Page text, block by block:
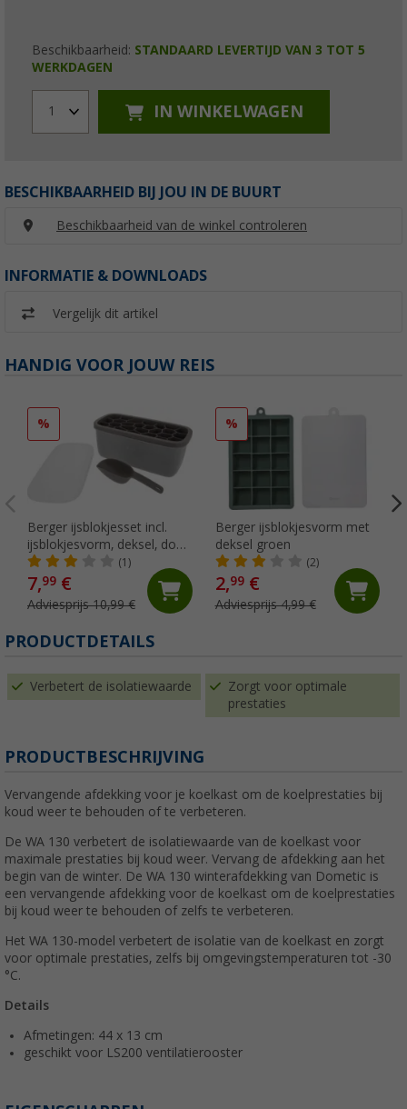
Beschikbaarheid: STANDAARD LEVERTIJD VAN 3 TOT 5
WERKDAGEN
1 IN WINKELWAGEN
BESCHIKBAARHEID BIJ JOU IN DE BUURT
Beschikbaarheid van de winkel controleren
INFORMATIE & DOWNLOADS
Vergelijk dit artikel
HANDIG VOOR JOUW REIS
%
Berger ijsblokjesset incl.
ijsblokjesvorm, deksel, doos
en ijsschep grijs (1)
7,99 €
Adviesprijs 10,99 €
%
Berger ijsblokjesvorm met
deksel groen
(2)
2,99€
Adviesprijs 4,99 €
PRODUCTDETAILS
Verbetert de isolatiewaarde
Zorgt voor optimale
prestaties
PRODUCTBESCHRIJVING
Vervangende afdekking voor je koelkast om de koelprestaties bij
koud weer te behouden of te verbeteren.
De WA 130 verbetert de isolatiewaarde van de koelkast voor
maximale prestaties bij koud weer. Vervang de afdekking aan het
begin van de winter. De WA 130 winterafdekking van Dometic is
een vervangende afdekking voor de koelkast om de koelprestaties
bij koud weer te behouden of zelfs te verbeteren.
Het WA 130-model verbetert de isolatie van de koelkast en zorgt
voor optimale prestaties, zelfs bij omgevingstemperaturen tot -30
°C.
Details
Afmetingen: 44 x 13 cm
geschikt voor LS200 ventilatierooster